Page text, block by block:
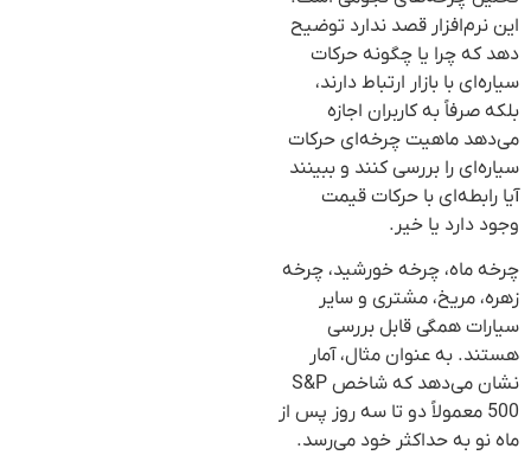
این نرم‌افزار قصد ندارد توضیح
دهد که چرا یا چگونه حرکات
سیاره‌ای با بازار ارتباط دارند،
بلکه صرفاً به کاربران اجازه
می‌دهد ماهیت چرخه‌ای حرکات
سیاره‌ای را بررسی کنند و ببینند
آیا رابطه‌ای با حرکات قیمت
وجود دارد یا خیر.
چرخه ماه، چرخه خورشید، چرخه
زهره، مریخ، مشتری و سایر
سیارات همگی قابل بررسی
هستند. به عنوان مثال، آمار
نشان می‌دهد که شاخص S&P
500 معمولاً دو تا سه روز پس از
ماه نو به حداکثر خود می‌رسد.